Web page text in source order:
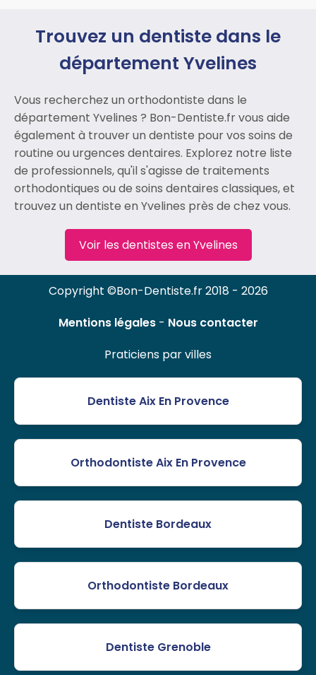
Trouvez un dentiste dans le
département Yvelines
Vous recherchez un orthodontiste dans le
département Yvelines ? Bon-Dentiste.fr vous aide
également à trouver un dentiste pour vos soins de
routine ou urgences dentaires. Explorez notre liste
de professionnels, qu'il s'agisse de traitements
orthodontiques ou de soins dentaires classiques, et
trouvez un dentiste en Yvelines près de chez vous.
Voir les dentistes en Yvelines
Copyright ©Bon-Dentiste.fr 2018 - 2026
Mentions légales- Nous contacter
Praticiens par villes
Dentiste Aix En Provence
Orthodontiste Aix En Provence
Dentiste Bordeaux
Orthodontiste Bordeaux
Dentiste Grenoble